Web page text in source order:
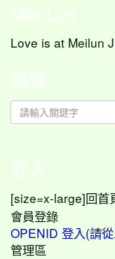
Mei-Lun
Love is at Meilun
搜索
登入
[size=x-large] 回首
會員登錄
OPENID 登入(請
管理區